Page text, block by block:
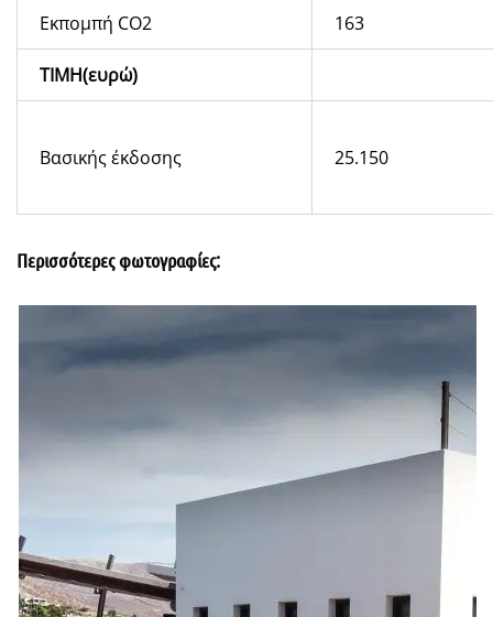
Εκπομπή CO2 163
ΤΙΜΗ(ευρώ)
Βασικής έκδοσης 25.150
Περισσότερες φωτογραφίες: